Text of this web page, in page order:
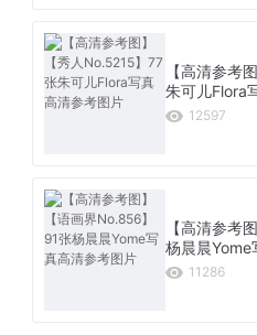
【高清参考
朱可儿Flora
12597
【高清参考
杨晨晨Yome
11286